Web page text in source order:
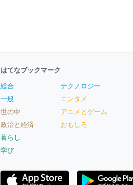
はてなブックマーク
総合
一般
世の中
政治と経済
暮らし
学び
テクノロジー
エンタメ
アニメとゲーム
おもしろ